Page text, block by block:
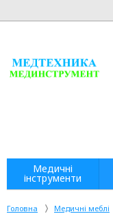
Головна Медичні меблі
Медичні
інструменти